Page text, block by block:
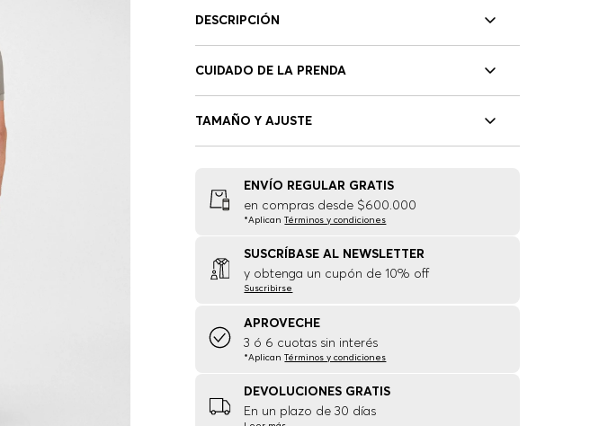
DESCRIPCIÓN
CUIDADO DE LA PRENDA
TAMAÑO Y AJUSTE
ENVÍO REGULAR GRATIS
en compras desde $600.000
*AplicanTérminos y condiciones
SUSCRÍBASE AL NEWSLETTER
y obtenga un cupón de 10% off
Suscribirse
APROVECHE
3 ó 6 cuotas sin interés
*AplicanTérminos y condiciones
DEVOLUCIONES GRATIS
En un plazo de 30 días